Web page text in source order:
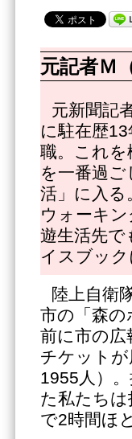
元記者Ｍ
元新聞記
に駐在歴
職。これ
を一番過
活」に入る
ウォーキ
遊生活先で
イスブック
陸上自衛
市の「森
前に市の広
チケット
1955人）
た私たち
で2時間ほ